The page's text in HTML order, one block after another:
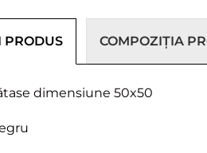
PRODUS COMPOZIȚIA
dimensiune 50x50